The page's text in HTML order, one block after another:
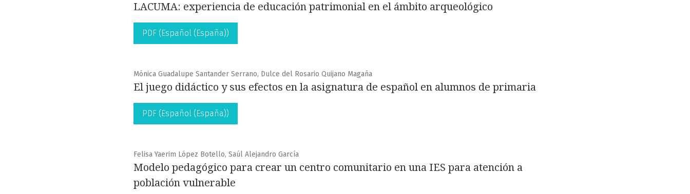
LACUMA: experiencia de educación patrimonial en el ámbito arqueológico
PDF (Español (España))
Mónica Guadalupe Santander Serrano, Dulce del Rosario Quijano Magaña
El juego didáctico y sus efectos en la asignatura de español en alumnos de primaria
PDF (Español (España))
Felisa Yaerim López Botello, Saúl Alejandro García
Modelo pedagógico para crear un centro comunitario en una IES para atención a
población vulnerable